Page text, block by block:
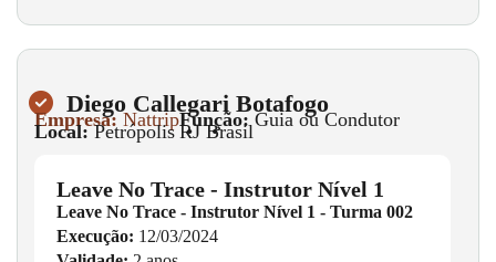
Diego Callegari Botafogo
Empresa: NattripFunção: Guia ou Condutor
Local:Petrópolis•
RJ•
Brasil
Leave No Trace - Instrutor Nível 1
Leave No Trace - Instrutor Nível 1 - Turma 002
Execução: 12/03/2024